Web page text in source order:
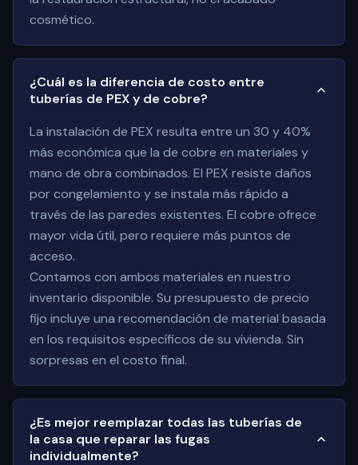
cosmético.
¿Cuál es la diferencia de costo entre
tuberías de PEX y de cobre?
La instalación de PEX resulta entre un 30 y 40%
más económica que la de cobre en materiales y
mano de obra combinados. El PEX resiste daños
por congelamiento y se instala más rápido a
través de las paredes existentes. El cobre ofrece
mayor vida útil, pero requiere más puntos de
acceso.
Contamos con ambos materiales en nuestro
inventario disponible. Su presupuesto de precio
fijo incluye una recomendación de material basada
en los requisitos específicos de su vivienda. Sin
sorpresas en el costo final.
¿Es mejor reemplazar todas las tuberías de
la casa que reparar las fugas
individualmente?